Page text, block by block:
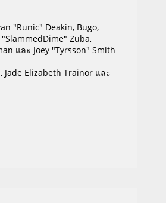
"Runic" Deakin, Bugo,
"SlammedDime" Zuba,
และ Joey "Tyrsson" Smith
Jade Elizabeth Trainor และ